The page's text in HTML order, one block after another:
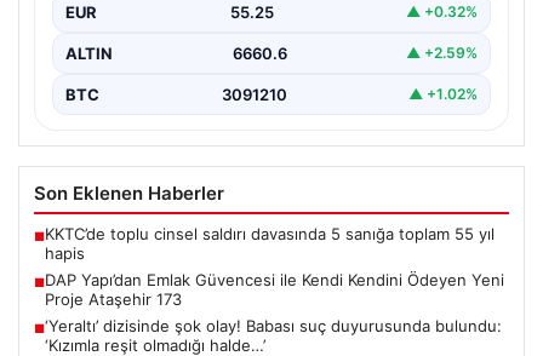
EUR 55.25 ▲ +0.32%
ALTIN 6660.6 ▲ +2.59%
BTC 3091210 ▲ +1.02%
Son Eklenen Haberler
■KKTC’de toplu cinsel saldırı davasında 5 sanığa toplam 55 yıl
hapis
■DAP Yapı’dan Emlak Güvencesi ile Kendi Kendini Ödeyen Yeni
Proje Ataşehir 173
■‘Yeraltı’ dizisinde şok olay! Babası suç duyurusunda bulundu:
‘Kızımla reşit olmadığı halde…’